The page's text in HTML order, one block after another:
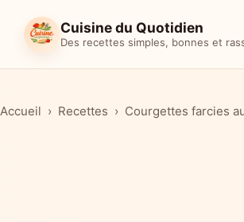
Cuisine du Quotidien
Des recettes simples, bonnes et
Accueil Recettes Courgettes farcies